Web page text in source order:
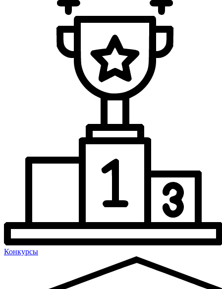
Конкурсы